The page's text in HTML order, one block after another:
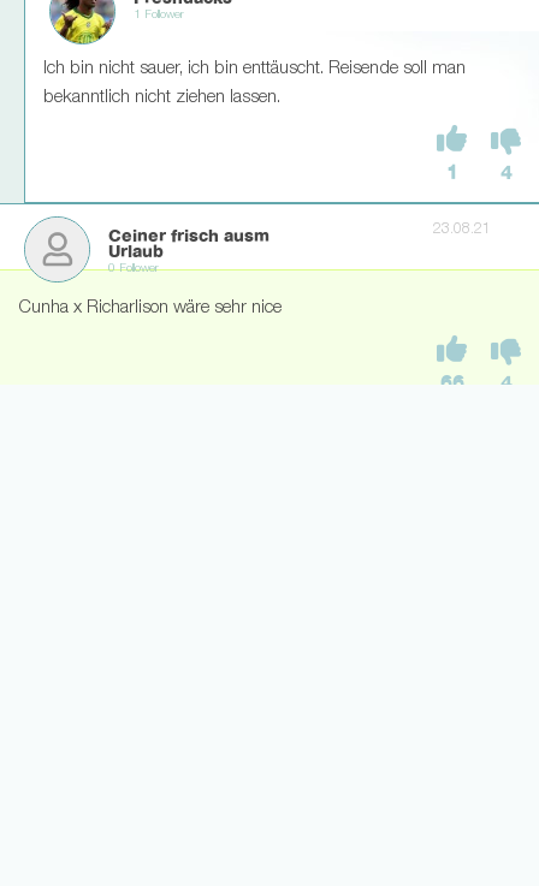
1 Follower
Ich bin nicht sauer, ich bin enttäuscht. Reisende soll man
bekanntlich nicht ziehen lassen.
1 4
Ceiner frisch ausm
Urlaub
0 Follower
23.08.21
Cunha x Richarlison wäre sehr nice
66 4